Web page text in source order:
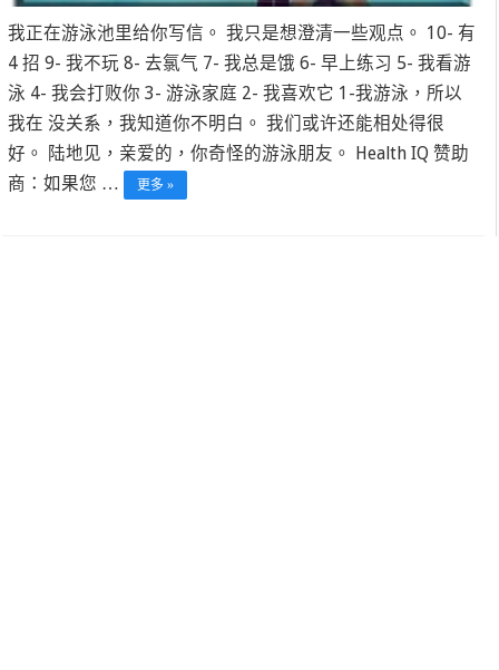
我正在游泳池里给你写信。 我只是想澄清一些观点。 10- 有
4 招 9- 我不玩 8- 去氯气 7- 我总是饿 6- 早上练习 5- 我看游
泳 4- 我会打败你 3- 游泳家庭 2- 我喜欢它 1-我游泳，所以
我在 没关系，我知道你不明白。 我们或许还能相处得很
好。 陆地见，亲爱的，你奇怪的游泳朋友。 Health IQ 赞助
商：如果您 …
更多 »